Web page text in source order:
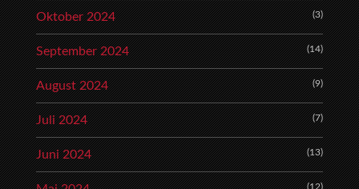
Oktober 2024 (3)
September 2024 (14)
August 2024 (9)
Juli 2024 (7)
Juni 2024 (13)
(12)